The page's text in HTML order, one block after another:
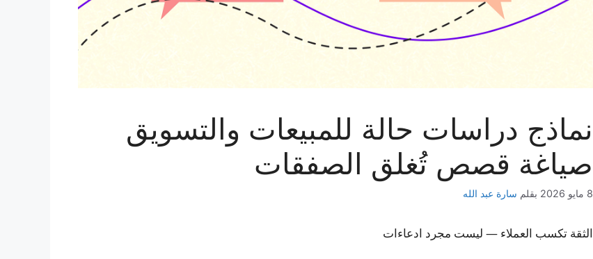
نماذج دراسات حالة للمبيعات والتسويق
صياغة قصص تُغلق الصفقات
8 مايو 2026 بقلم سارة عبد الله
الثقة تكسب العملاء — ليست مجرد ادعاءات